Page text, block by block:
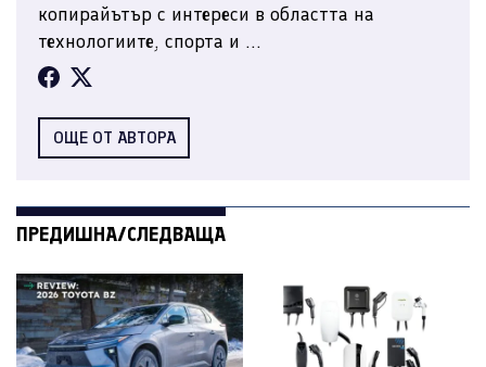
копирайътър с интереси в областта на
технологиите, спорта и ...
ОЩЕ ОТ АВТОРА
ПРЕДИШНА/СЛЕДВАЩА